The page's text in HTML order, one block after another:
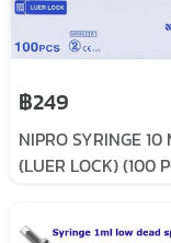
฿249
NIPRO SYRINGE 10
(LUER LOCK) (100